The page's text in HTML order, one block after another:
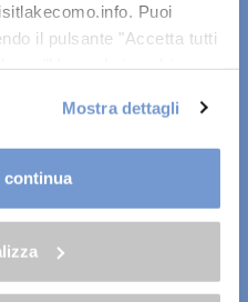
Puoi
il pulsante "Accetta tutti
il consenso prestato e
sul trattamento dei
Mostra dettagli
continua
Lombardia ai sensi del
ricostruzione economica